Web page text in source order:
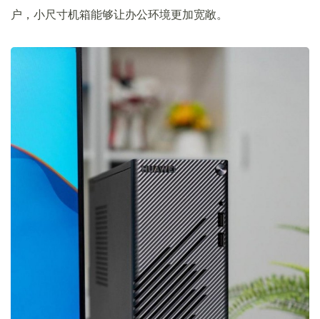
户，小尺寸机箱能够让办公环境更加宽敞。